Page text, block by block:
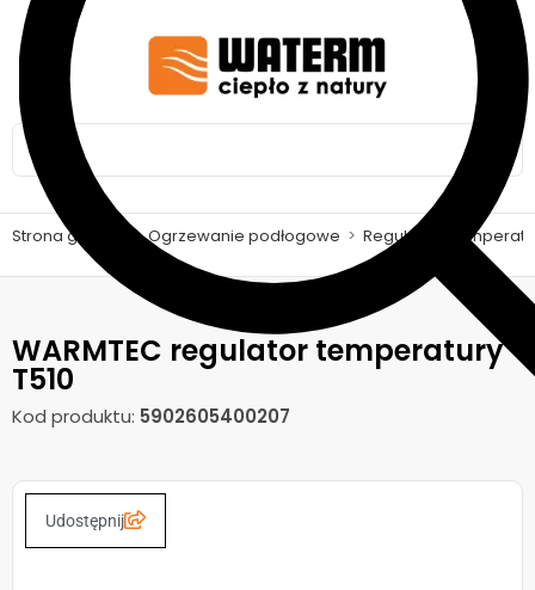
Strona główna > Ogrzewanie podłogowe > Regulatory
WARMTEC regulator temperatury
T510
Kod produktu: 5902605400207
Udostępnij